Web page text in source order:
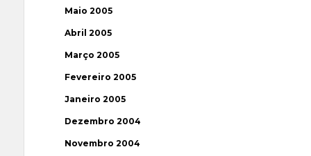
Maio 2005
Abril 2005
Março 2005
Fevereiro 2005
Janeiro 2005
Dezembro 2004
Novembro 2004